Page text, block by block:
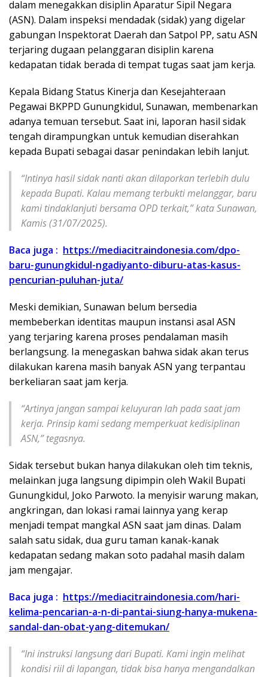
dalam menegakkan disiplin Aparatur Sipil Negara
(ASN). Dalam inspeksi mendadak (sidak) yang digelar
gabungan Inspektorat Daerah dan Satpol PP, satu ASN
terjaring dugaan pelanggaran disiplin karena
kedapatan tidak berada di tempat tugas saat jam kerja.
Kepala Bidang Status Kinerja dan Kesejahteraan
Pegawai BKPPD Gunungkidul, Sunawan, membenarkan
adanya temuan tersebut. Saat ini, laporan hasil sidak
tengah dirampungkan untuk kemudian diserahkan
kepada Bupati sebagai dasar penindakan lebih lanjut.
“Intinya hasil sidak nanti akan dilaporkan terlebih dulu
kepada Bupati. Kalau memang terbukti melanggar, baru
kami tindaklanjuti bersama OPD terkait,” kata Sunawan,
Kamis (31/07/2025).
Baca juga : https://mediacitraindonesia.com/dpo-
baru-gunungkidul-ngadiyanto-diburu-atas-kasus-
pencurian-puluhan-juta/
Meski demikian, Sunawan belum bersedia
membeberkan identitas maupun instansi asal ASN
yang terjaring karena proses pendalaman masih
berlangsung. Ia menegaskan bahwa sidak akan terus
dilakukan karena masih banyak ASN yang terpantau
berkeliaran saat jam kerja.
“Artinya jangan sampai keluyuran lah pada saat jam
kerja. Prinsip kami sedang memperkuat kedisiplinan
ASN,” tegasnya.
Sidak tersebut bukan hanya dilakukan oleh tim teknis,
melainkan juga langsung dipimpin oleh Wakil Bupati
Gunungkidul, Joko Parwoto. Ia menyisir warung makan,
angkringan, dan lokasi ramai lainnya yang kerap
menjadi tempat mangkal ASN saat jam dinas. Dalam
salah satu sidak, dua guru taman kanak-kanak
kedapatan sedang makan soto padahal masih dalam
jam mengajar.
Baca juga : https://mediacitraindonesia.com/hari-
kelima-pencarian-a-n-di-pantai-siung-hanya-mukena-
sandal-dan-obat-yang-ditemukan/
“Ini instruksi langsung dari Bupati. Kami ingin melihat
kondisi riil di lapangan, tidak bisa hanya mengandalkan